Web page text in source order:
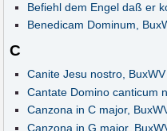
Befiehl dem Engel daß er
Benedicam Dominum,
C
Canite Jesu nostro,
Cantate Domino canticum
Canzona in C major,
Canzona in G major,